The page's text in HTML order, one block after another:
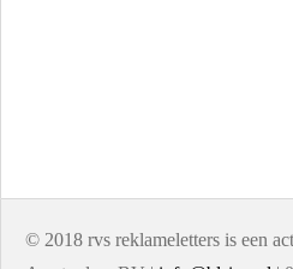
© 2018 rvs reklameletters is een